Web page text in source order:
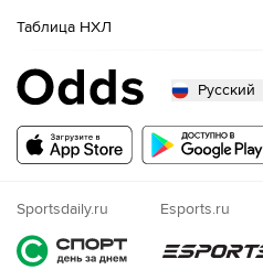
Таблица НХЛ
Русский
Русский
Nigeria
Sportsdaily.ru Esports.ru